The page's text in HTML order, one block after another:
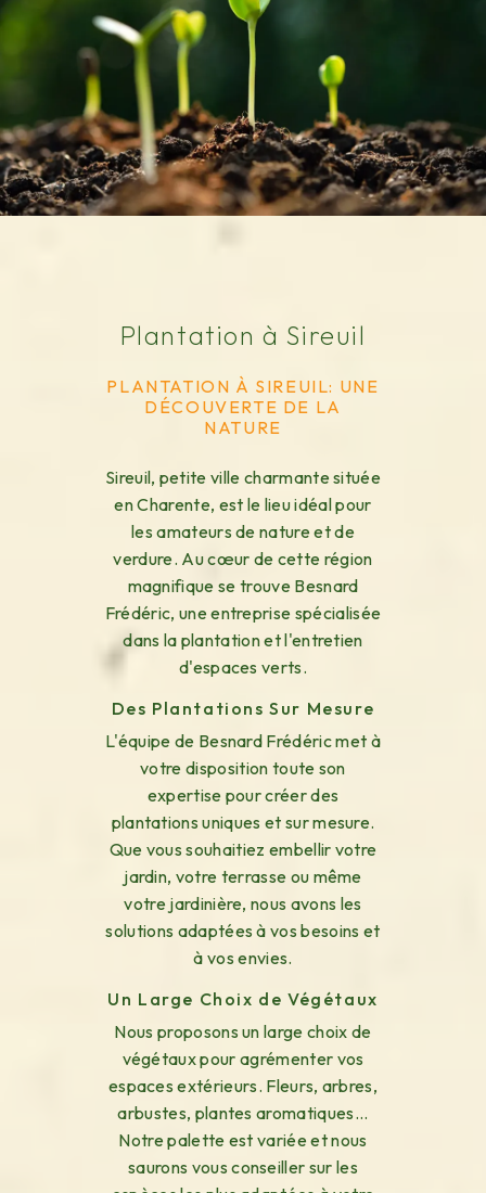
Plantation à Sireuil
PLANTATION À SIREUIL: UNE
DÉCOUVERTE DE LA
NATURE
Sireuil, petite ville charmante située
en Charente, est le lieu idéal pour
les amateurs de nature et de
verdure. Au cœur de cette région
magnifique se trouve Besnard
Frédéric, une entreprise spécialisée
dans la plantation et l'entretien
d'espaces verts.
Des Plantations Sur Mesure
L'équipe de Besnard Frédéric met à
votre disposition toute son
expertise pour créer des
plantations uniques et sur mesure.
Que vous souhaitiez embellir votre
jardin, votre terrasse ou même
votre jardinière, nous avons les
solutions adaptées à vos besoins et
à vos envies.
Un Large Choix de Végétaux
Nous proposons un large choix de
végétaux pour agrémenter vos
espaces extérieurs. Fleurs, arbres,
arbustes, plantes aromatiques...
Notre palette est variée et nous
saurons vous conseiller sur les